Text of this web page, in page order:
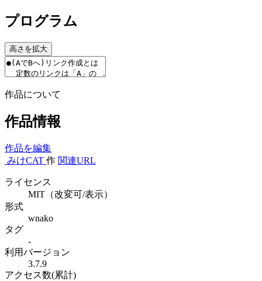
プログラム
高さを拡大
作品について
作品情報
作品を編集
みけCAT 作 関連URL
ライセンス
MIT（改変可/表示）
形式
wnako
タグ
-
利用バージョン
3.7.9
アクセス数(累計)